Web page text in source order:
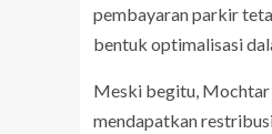
pembayaran parkir
bentuk optimalisasi
Meski begitu, Mochtar
mendapatkan